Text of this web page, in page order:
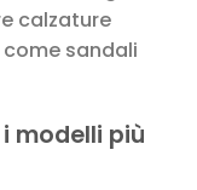
calzature
sandali
modelli più